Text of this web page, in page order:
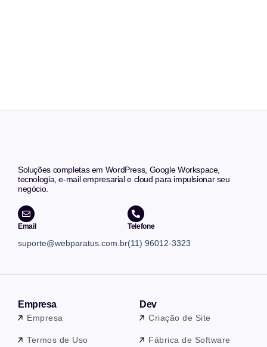
Soluções completas em WordPress, Google Workspace,
tecnologia, e-mail empresarial e cloud para impulsionar seu
negócio.
Email
suporte@webparatus.com.br
Telefone
(11) 96012-3323
Empresa
Empresa
Termos de Uso
Dev
Criação de Site
Fábrica de Software